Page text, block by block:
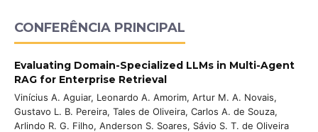
CONFERÊNCIA PRINCIPAL
Evaluating Domain-Specialized LLMs in Multi-Agent
RAG for Enterprise Retrieval
Vinícius A. Aguiar, Leonardo A. Amorim, Artur M. A. Novais,
Gustavo L. B. Pereira, Tales de Oliveira, Carlos A. de Souza,
Arlindo R. G. Filho, Anderson S. Soares, Sávio S. T. de Oliveira